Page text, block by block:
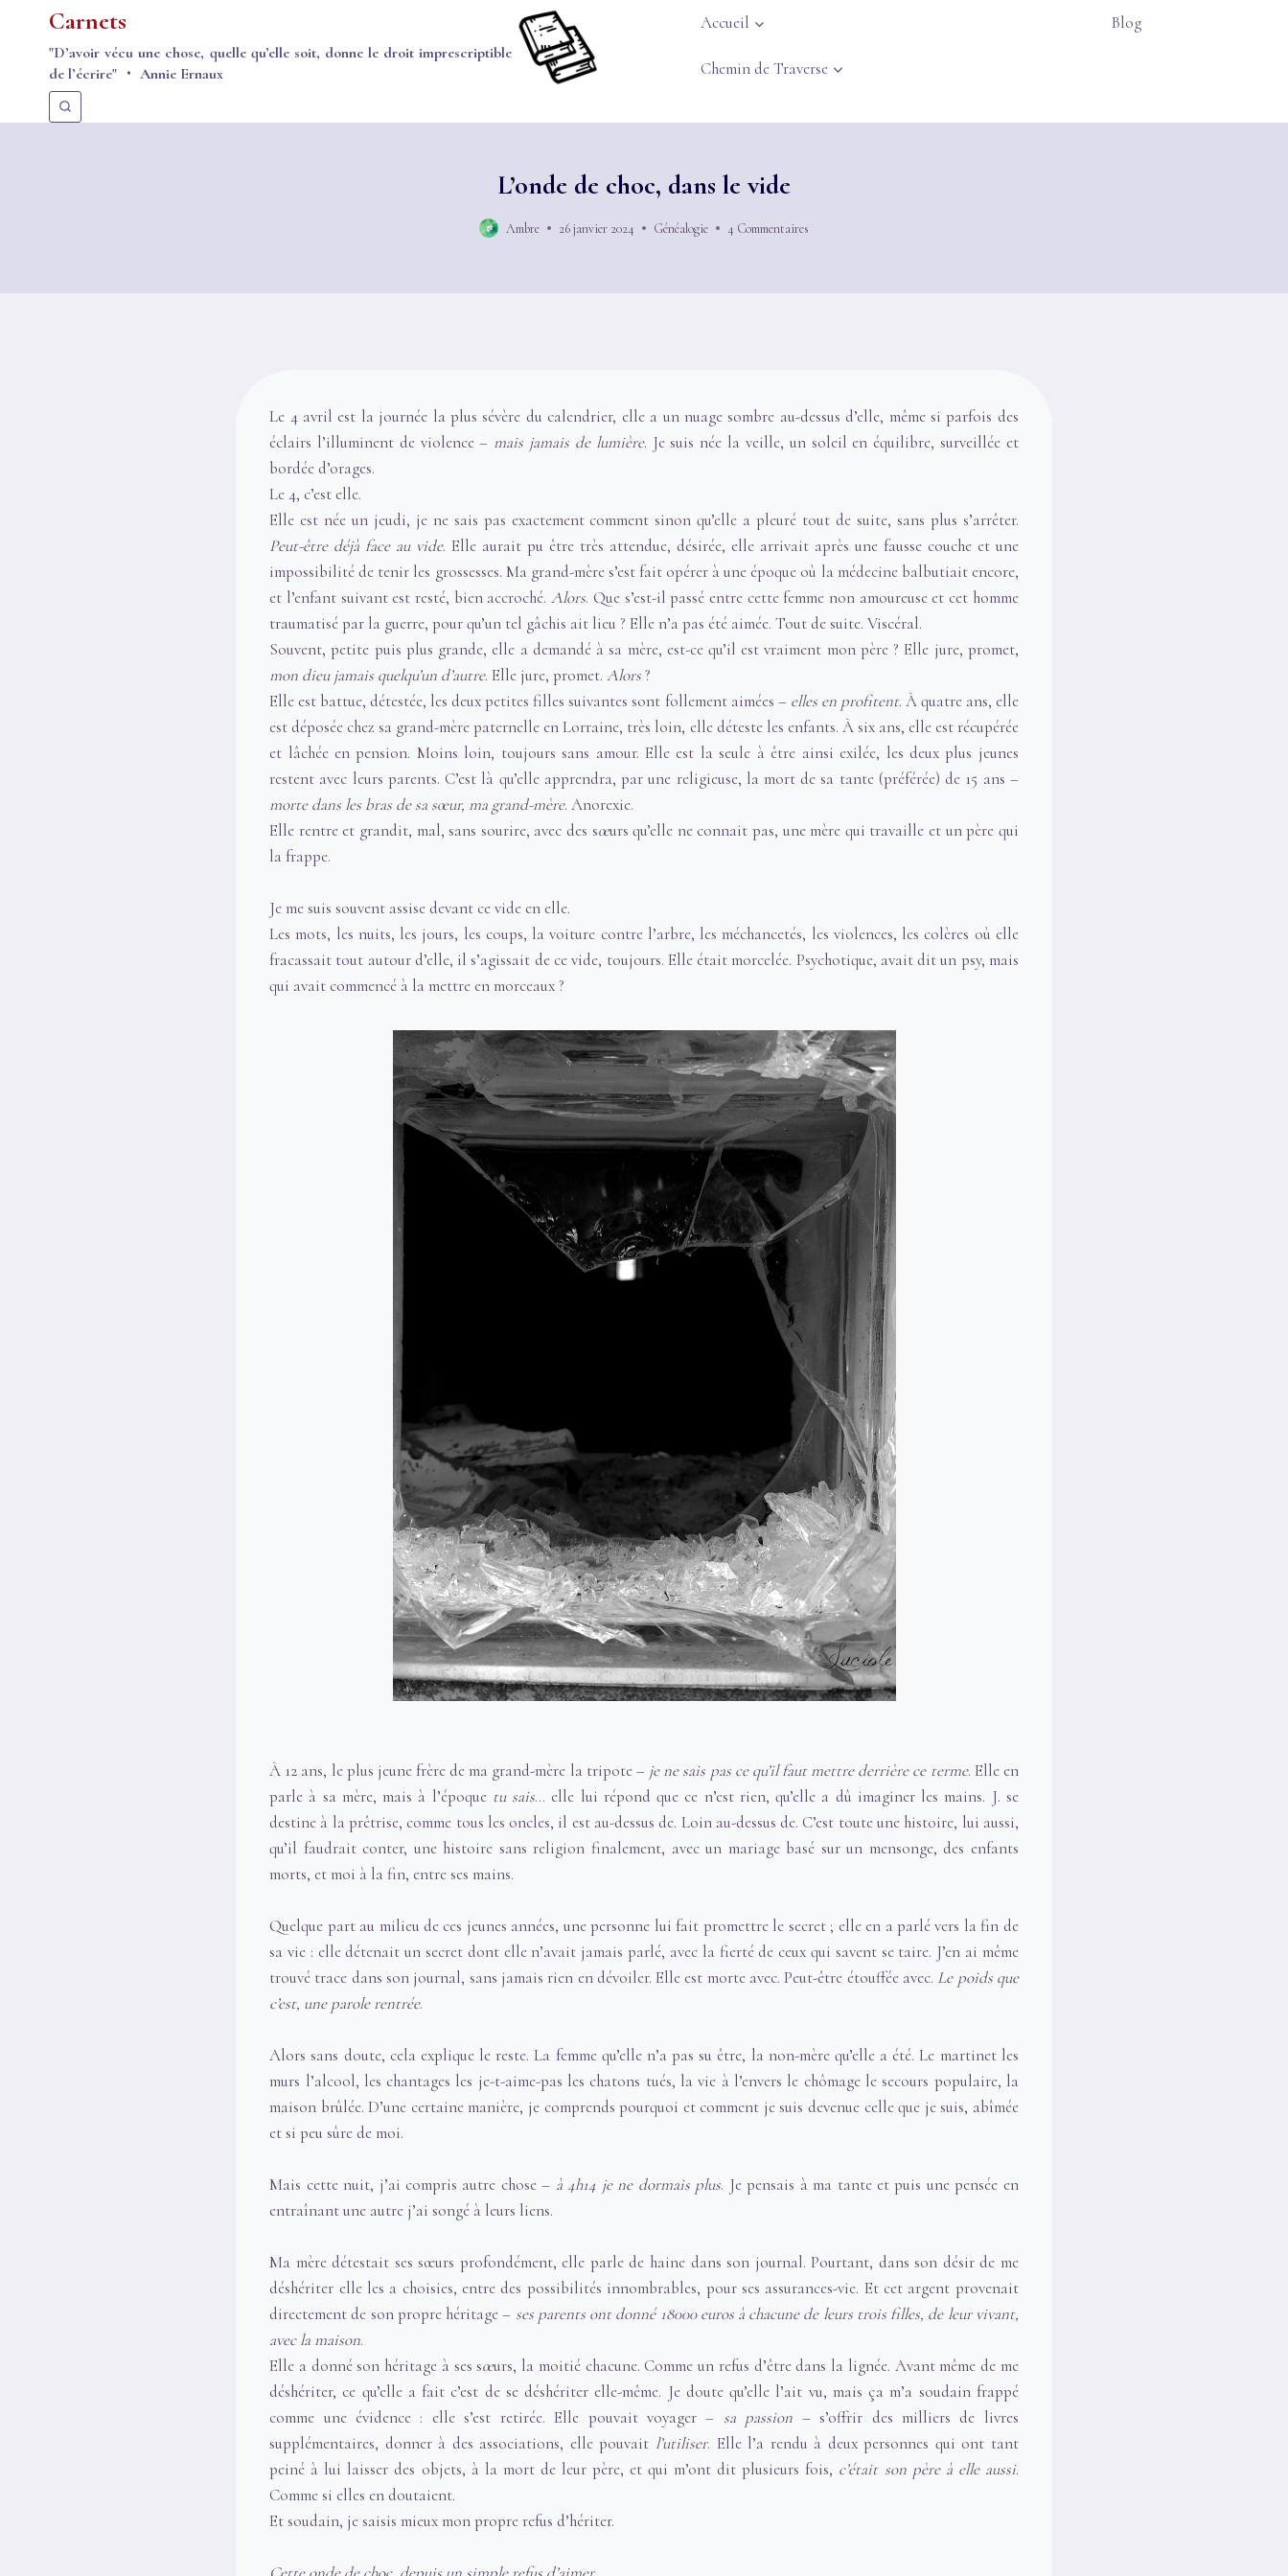
Carnets
"D’avoir vécu une chose, quelle qu’elle soit, donne le droit imprescriptible
de l’écrire" ・ Annie Ernaux
Accueil Blog
Chemin de Traverse
L’onde de choc, dans le vide
Ambre 26 janvier 2024 Généalogie 4 Commentaires
Le 4 avril est la journée la plus sévère du calendrier, elle a un nuage sombre au-dessus d’elle, même si parfois des
éclairs l’illuminent de violence – mais jamais de lumière. Je suis née la veille, un soleil en équilibre, surveillée et
bordée d’orages.
Le 4, c’est elle.
Elle est née un jeudi, je ne sais pas exactement comment sinon qu’elle a pleuré tout de suite, sans plus s’arrêter.
Peut-être déjà face au vide. Elle aurait pu être très attendue, désirée, elle arrivait après une fausse couche et une
impossibilité de tenir les grossesses. Ma grand-mère s’est fait opérer à une époque où la médecine balbutiait encore,
et l’enfant suivant est resté, bien accroché.Alors. Que s’est-il passé entre cette femme non amoureuse et cet homme
traumatisé par la guerre, pour qu’un tel gâchis ait lieu ? Elle n’a pas été aimée. Tout de suite. Viscéral.
Souvent, petite puis plus grande, elle a demandé à sa mère, est-ce qu’il est vraiment mon père ? Elle jure, promet,
mon dieu jamais quelqu’un d’autre. Elle jure, promet.Alors?
Elle est battue, détestée, les deux petites filles suivantes sont follement aimées – elles en profitent. À quatre ans, elle
est déposée chez sa grand-mère paternelle en Lorraine, très loin, elle déteste les enfants. À six ans, elle est récupérée
et lâchée en pension. Moins loin, toujours sans amour. Elle est la seule à être ainsi exilée, les deux plus jeunes
restent avec leurs parents. C’est là qu’elle apprendra, par une religieuse, la mort de sa tante (préférée) de 15 ans –
morte dans les bras de sa sœur, ma grand-mère. Anorexie.
Elle rentre et grandit, mal, sans sourire, avec des sœurs qu’elle ne connait pas, une mère qui travaille et un père qui
la frappe.
Je me suis souvent assise devant ce vide en elle.
Les mots, les nuits, les jours, les coups, la voiture contre l’arbre, les méchancetés, les violences, les colères où elle
fracassait tout autour d’elle, il s’agissait de ce vide, toujours. Elle était morcelée. Psychotique, avait dit un psy, mais
qui avait commencé à la mettre en morceaux ?
À 12 ans, le plus jeune frère de ma grand-mère la tripote – je ne sais pas ce qu’il faut mettre derrière ce terme. Elle en
parle à sa mère, mais à l’époque tu sais… elle lui répond que ce n’est rien, qu’elle a dû imaginer les mains. J. se
destine à la prêtrise, comme tous les oncles, il est au-dessus de. Loin au-dessus de. C’est toute une histoire, lui aussi,
qu’il faudrait conter, une histoire sans religion finalement, avec un mariage basé sur un mensonge, des enfants
morts, et moi à la fin, entre ses mains.
Quelque part au milieu de ces jeunes années, une personne lui fait promettre le secret ; elle en a parlé vers la fin de
sa vie : elle détenait un secret dont elle n’avait jamais parlé, avec la fierté de ceux qui savent se taire. J’en ai même
trouvé trace dans son journal, sans jamais rien en dévoiler. Elle est morte avec. Peut-être étouffée avec. Le poids que
c’est, une parole rentrée.
Alors sans doute, cela explique le reste. La femme qu’elle n’a pas su être, la non-mère qu’elle a été. Le martinet les
murs l’alcool, les chantages les je-t-aime-pas les chatons tués, la vie à l’envers le chômage le secours populaire, la
maison brûlée. D’une certaine manière, je comprends pourquoi et comment je suis devenue celle que je suis, abîmée
et si peu sûre de moi.
Mais cette nuit, j’ai compris autre chose – à 4h14 je ne dormais plus. Je pensais à ma tante et puis une pensée en
entraînant une autre j’ai songé à leurs liens.
Ma mère détestait ses sœurs profondément, elle parle de haine dans son journal. Pourtant, dans son désir de me
déshériter elle les a choisies, entre des possibilités innombrables, pour ses assurances-vie. Et cet argent provenait
directement de son propre héritage – ses parents ont donné 18000 euros à chacune de leurs trois filles, de leur vivant,
avec la maison.
Elle a donné son héritage à ses sœurs, la moitié chacune. Comme un refus d’être dans la lignée. Avant même de me
déshériter, ce qu’elle a fait c’est de se déshériter elle-même. Je doute qu’elle l’ait vu, mais ça m’a soudain frappé
comme une évidence : elle s’est retirée. Elle pouvait voyager – sa passion – s’offrir des milliers de livres
supplémentaires, donner à des associations, elle pouvait l’utiliser. Elle l’a rendu à deux personnes qui ont tant
peiné à lui laisser des objets, à la mort de leur père, et qui m’ont dit plusieurs fois, c’était son père à elle aussi.
Comme si elles en doutaient.
Et soudain, je saisis mieux mon propre refus d’hériter.